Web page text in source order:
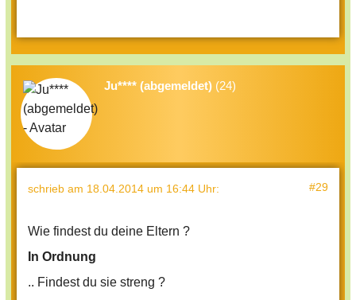
Ju**** (abgemeldet) (24)
schrieb am 18.04.2014 um 16:44 Uhr: #29
Wie findest du deine Eltern ?
In Ordnung
.. Findest du sie streng ?